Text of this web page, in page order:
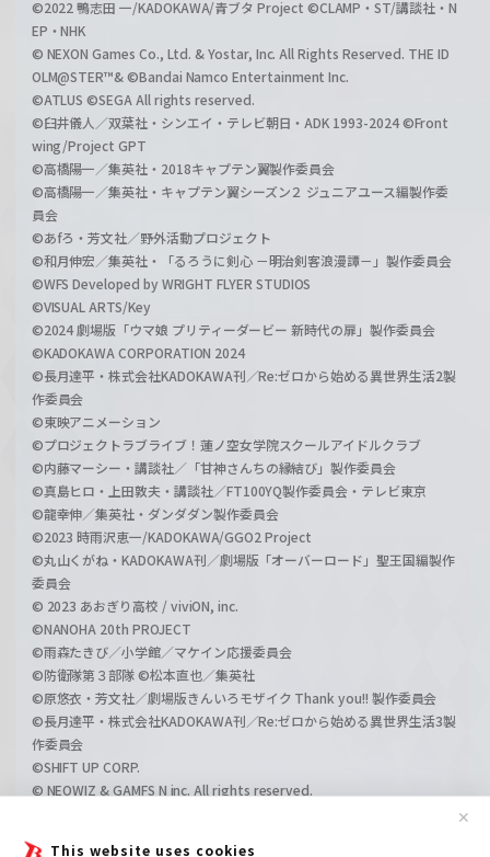
This website uses cookies
✕
©2022 鴨志田 一/KADOKAWA/青ブタ Project ©CLAMP・ST/講談社・N
EP・NHK
© NEXON Games Co., Ltd. & Yostar, Inc. All Rights Reserved. THE ID
OLM@STER™& ©Bandai Namco Entertainment Inc.
©ATLUS ©SEGA All rights reserved.
©臼井儀人／双葉社・シンエイ・テレビ朝日・ADK 1993-2024 ©Front
wing/Project GPT
©高橋陽一／集英社・2018キャプテン翼製作委員会
©高橋陽一／集英社・キャプテン翼シーズン２ ジュニアユース編製作委
員会
©あfろ・芳文社／野外活動プロジェクト
©和月伸宏／集英社・「るろうに剣心 －明治剣客浪漫譚－」製作委員会
©WFS Developed by WRIGHT FLYER STUDIOS
©VISUAL ARTS/Key
©2024 劇場版「ウマ娘 プリティーダービー 新時代の扉」製作委員会
©KADOKAWA CORPORATION 2024
©長月達平・株式会社KADOKAWA刊／Re:ゼロから始める異世界生活2製
作委員会
©東映アニメーション
©プロジェクトラブライブ！蓮ノ空女学院スクールアイドルクラブ
©内藤マーシー・講談社／「甘神さんちの縁結び」製作委員会
©真島ヒロ・上田敦夫・講談社／FT100YQ製作委員会・テレビ東京
©龍幸伸／集英社・ダンダダン製作委員会
©2023 時雨沢恵一/KADOKAWA/GGO2 Project
©丸山くがね・KADOKAWA刊／劇場版「オーバーロード」聖王国編製作
委員会
© 2023 あおぎり高校 / viviON, inc.
©NANOHA 20th PROJECT
©雨森たきび／小学館／マケイン応援委員会
©防衛隊第３部隊 ©松本直也／集英社
©原悠衣・芳文社／劇場版きんいろモザイク Thank you!! 製作委員会
©長月達平・株式会社KADOKAWA刊／Re:ゼロから始める異世界生活3製
作委員会
©SHIFT UP CORP.
© NEOWIZ & GAMFS N inc. All rights reserved.